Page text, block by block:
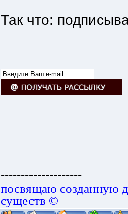
Так что:
--------------------
посвящаю созданную
существ ©